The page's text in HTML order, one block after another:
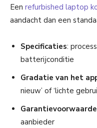
Een refurbished laptop
aandacht dan een
Specificaties:
batterijconditie
Gradatie van het
nieuw’ of ‘lichte
aanbieder